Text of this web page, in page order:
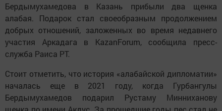
Бердымухамедова в Казань прибыли два щенка
алабая. Подарок стал своеобразным продолжением
добрых отношений, заложенных во время недавнего
участия Аркадага в KazanForum, сообщила пресс-
служба Раиса РТ.
Стоит отметить, что история «алабайской дипломатии»
началась еще в 2021 году, когда Гурбангулы
Бердымухамедов подарил Рустаму Минниханову